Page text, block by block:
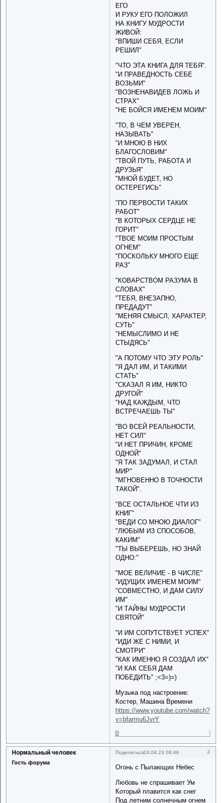
ЕГО
И РУКУ ЕГО ПОЛОЖИЛ
НА КНИГУ МУДРОСТИ
ЖИВОЙ:
"ВПИШИ СЕБЯ, ЕСЛИ
РЕШИЛ"
"ЧТО ЭТА КНИГА ДЛЯ ТЕБЯ".
"И ПРАВЕДНОСТЬ СЕБЕ
ВОЗЬМИ"
"ВОЗНЕНАВИДЕВ ЛОЖЬ И
СТРАХ"
"НЕ БОЙСЯ ИМЕНЕМ МОИМ"
"ТО, В ЧЕМ УВЕРЕН,
НАЗЫВАТЬ"
"И МНОЮ В НИХ
БЛАГОСЛОВИМ"
"ТВОЙ ПУТЬ, РАБОТА И
ДРУЗЬЯ"
"МНОЙ БУДЕТ, НО
ОСТЕРЕГИСЬ"
"ПО ПЕРВОСТИ ТАКИХ
РАБОТ"
"В КОТОРЫХ СЕРДЦЕ НЕ
ГОРИТ"
"ТВОЕ МОИМ ПРОСТЫМ
ОГНЕМ"
"ПОСКОЛЬКУ МНОГО ЕЩЕ
РАЗ"
"КОВАРСТВОМ РАЗУМА В
СЛОВАХ"
"ТЕБЯ, ВНЕЗАПНО,
ПРЕДАДУТ"
"МЕНЯЯ СМЫСЛ, ХАРАКТЕР,
СУТЬ"
"НЕМЫСЛИМО И НЕ
СТЫДЯСЬ"
"А ПОТОМУ ЧТО ЭТУ РОЛЬ"
"Я ДАЛ ИМ, И ТАКИМИ
СТАТЬ"
"СКАЗАЛ Я ИМ, НИКТО
ДРУГОЙ"
"НАД КАЖДЫМ, ЧТО
ВСТРЕЧАЕШЬ ТЫ"
"ВО ВСЕЙ РЕАЛЬНОСТИ,
НЕТ СИЛ"
"И НЕТ ПРИЧИН, КРОМЕ
ОДНОЙ"
"Я ТАК ЗАДУМАЛ, И СТАЛ
МИР"
"МГНОВЕННО В ТОЧНОСТИ
ТАКОЙ".
"ВСЕ ОСТАЛЬНОЕ ЧТИ ИЗ
КНИГ"
"ВЕДИ СО МНОЮ ДИАЛОГ"
"ЛЮБЫМ ИЗ СПОСОБОВ,
КАКИМ"
"ТЫ ВЫБЕРЕШЬ, НО ЗНАЙ
ОДНО:"
"МОЕ ВЕЛИЧИЕ - В ЧИСЛЕ"
"ИДУЩИХ ИМЕНЕМ МОИМ"
"СОВМЕСТНО, И ДАМ СИЛУ
ИМ"
"И ТАЙНЫ МУДРОСТИ
СВЯТОЙ"
"И ИМ СОПУТСТВУЕТ УСПЕХ"
"ИДИ ЖЕ С НИМИ, И
СМОТРИ"
"КАК ИМЕННО Я СОЗДАЛ ИХ"
"И КАК СЕБЯ ДАМ
ПОБЕДИТЬ" ;<3=)=)
Музыка под настроение:
Костер, Машина Времени
https://www.youtube.com/watch?
v=bfarmu6JvrY
0
Поделиться 2
24.04.23 08:48
Нормальный человек
Гость форума
Огонь с Пылающих Небес
Любовь не спрашивает Ум
Который плавится как снег
Под летним солнечным огнем